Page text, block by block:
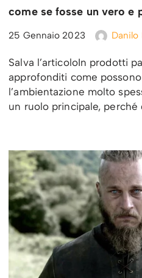
come se fosse un vero e
25 Gennaio 2023 Danilo
Salva l’articoloIn prodotti
approfonditi come
l’ambientazione molto
un ruolo principale, perché